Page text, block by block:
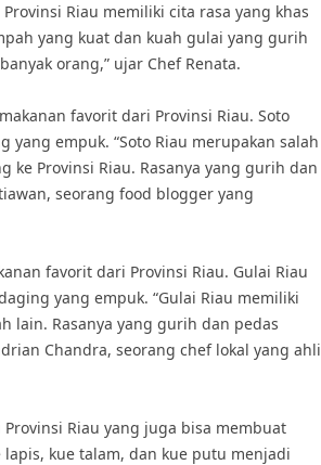
Riau memiliki cita rasa yang khas
yang kuat dan kuah gulai yang gurih
orang,” ujar Chef Renata.
favorit dari Provinsi Riau. Soto
empuk. “Soto Riau merupakan salah
Provinsi Riau. Rasanya yang gurih dan
seorang food blogger yang
favorit dari Provinsi Riau. Gulai Riau
yang empuk. “Gulai Riau memiliki
lain. Rasanya yang gurih dan pedas
Chandra, seorang chef lokal yang ahli
Riau yang juga bisa membuat
kue talam, dan kue putu menjadi